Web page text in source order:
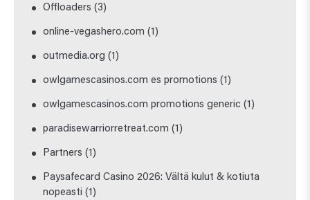
Offloaders (3)
online-vegashero.com (1)
outmedia.org (1)
owlgamescasinos.com es promotions (1)
owlgamescasinos.com promotions generic (1)
paradisewarriorretreat.com (1)
Partners (1)
Paysafecard Casino 2026: Vältä kulut & kotiuta
nopeasti (1)